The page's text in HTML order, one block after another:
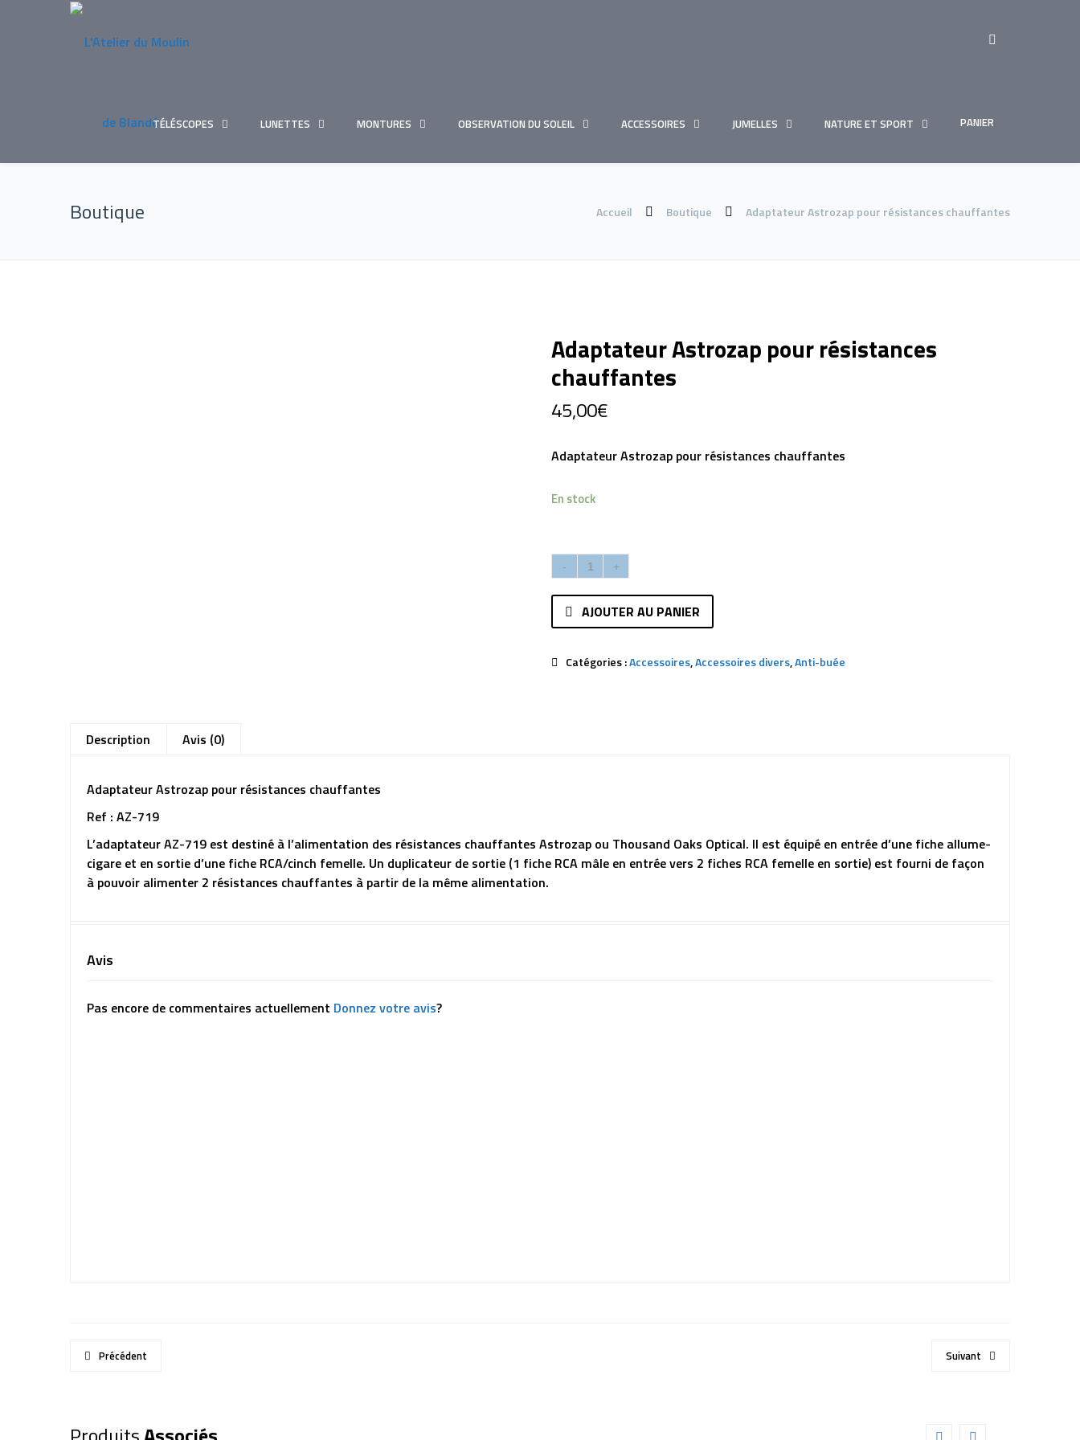
TÉLÉSCOPES LUNETTES MONTURES OBSERVATION DU SOLEIL ACCESSOIRES JUMELLES NATURE ET SPORT PANIER
Boutique Accueil Boutique Adaptateur Astrozap pour résistances chauffantes
Adaptateur Astrozap pour résistances
chauffantes
45,00€
Adaptateur Astrozap pour résistances chauffantes
En stock
AJOUTER AU PANIER
Catégories :Accessoires,Accessoires divers,Anti-buée
Description Avis (0)
Adaptateur Astrozap pour résistances chauffantes
Ref : AZ-719
L’adaptateur AZ-719 est destiné à l’alimentation des résistances chauffantes Astrozap ou Thousand Oaks Optical. Il est équipé en entrée d’une fiche allume-
cigare et en sortie d’une fiche RCA/cinch femelle. Un duplicateur de sortie (1 fiche RCA mâle en entrée vers 2 fiches RCA femelle en sortie) est fourni de façon
à pouvoir alimenter 2 résistances chauffantes à partir de la même alimentation.
Avis
Pas encore de commentaires actuellement Donnez votre avis?
Précédent Suivant